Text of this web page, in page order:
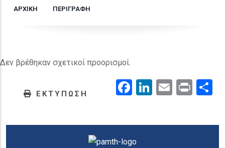
ΑΡΧΙΚΗ ΠΕΡΙΓΡΑΦΗ
Δεν βρέθηκαν σχετικοί προορισμοί.
ΕΚΤΥΠΩΣΗ Facebook
LinkedIn
EmailPrint